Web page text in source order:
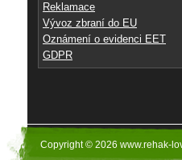
Reklamace
Vývoz zbraní do EU
Oznámení o evidenci EET
GDPR
Copyright © 2026 www.rehak-